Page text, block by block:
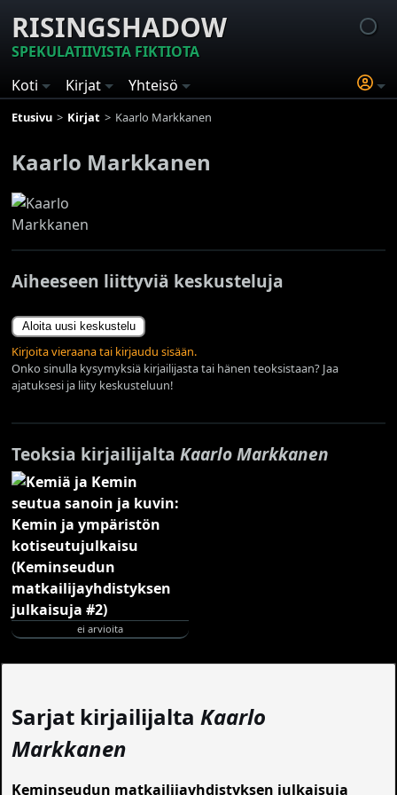
RISINGSHADOW
SPEKULATIIVISTA FIKTIOTA
Koti
Kirjat Yhteisö
Etusivu Kirjat Kaarlo Markkanen
Kaarlo Markkanen
Aiheeseen liittyviä keskusteluja
Aloita uusi keskustelu
Kirjoita vieraana tai kirjaudu sisään.
Onko sinulla kysymyksiä kirjailijasta tai hänen teoksistaan? Jaa
ajatuksesi ja liity keskusteluun!
Teoksia kirjailijaltaKaarlo Markkanen
ei arvioita
Sarjat kirjailijaltaKaarlo
Markkanen
Keminseudun matkailijayhdistyksen julkaisuja